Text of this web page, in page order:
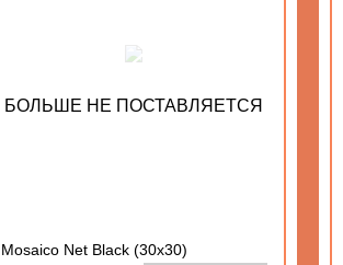
БОЛЬШЕ НЕ ПОСТАВЛЯЕТСЯ
Mosaico Net Black (30x30)